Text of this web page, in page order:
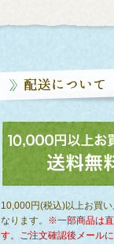
10,000円(税込)以上お買
なります。 ※一部商品は
す。ご注文確認後メール